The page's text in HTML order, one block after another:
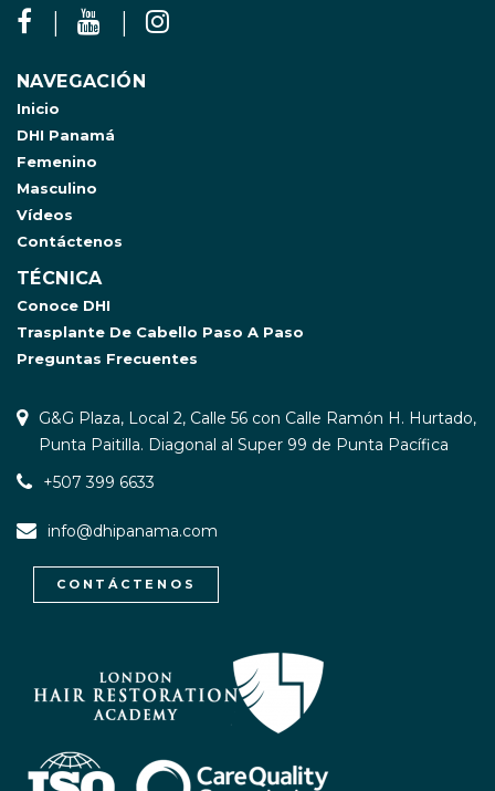
NAVEGACIÓN
Inicio
DHI Panamá
Femenino
Masculino
Vídeos
Contáctenos
TÉCNICA
Conoce DHI
Trasplante De Cabello Paso A Paso
Preguntas Frecuentes
G&G Plaza, Local 2, Calle 56 con Calle Ramón H. Hurtado,
Punta Paitilla. Diagonal al Super 99 de Punta Pacífica
+507 399 6633
info@dhipanama.com
CONTÁCTENOS